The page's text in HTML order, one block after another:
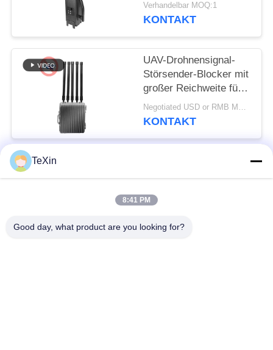
System-UAV für
Verhandelbar MOQ:1
KONTAKT
UAV-Drohnensignal-
Störsender-Blocker mit
großer Reichweite für
den
Computeranschluss im
Negotiated USD or RMB MOQ:1
KONTAKT
Modul
TeXin
8:41 PM
Good day, what product are you looking for?